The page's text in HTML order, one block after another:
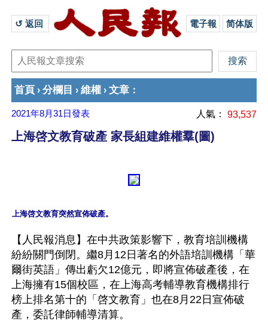
↺ 返回 電子報 简体版
首頁 › 分欄目 › 維權 › 文章 ：
2021年8月31日發表 人氣： 93,537
上海啓文教育破產 家長組建維權羣(圖)
【人民報消息】在中共政策影響下，教育培訓機構
紛紛關門倒閉。繼8月12日著名的外語培訓機構「華
爾街英語」傳出虧欠12億元，即將宣佈破產後，在
上海擁有15個校區，在上海高考輔導教育機構排行
榜上排名第十的「啓文教育」也在8月22日宣佈破
產，委託律師輔導清算。